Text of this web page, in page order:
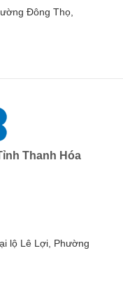
Đông Thọ,
Thanh Hóa
lộ Lê Lợi, Phường